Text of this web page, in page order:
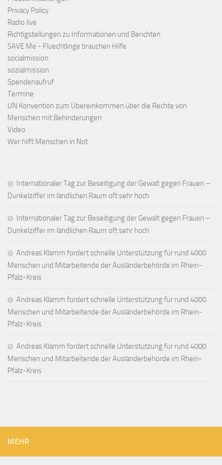
Privacy Policy
Radio live
Richtigstellungen zu Informationen und Berichten
SAVE Me - Fluechtlinge brauchen Hilfe
socialmission
sozialmission
Spendenaufruf
Termine
UN Konvention zum Übereinkommen über die Rechte von
Menschen mit Behinderungen
Video
Wer hilft Menschen in Not
Internationaler Tag zur Beseitigung der Gewalt gegen Frauen –
Dunkelziffer im ländlichen Raum oft sehr hoch
Internationaler Tag zur Beseitigung der Gewalt gegen Frauen –
Dunkelziffer im ländlichen Raum oft sehr hoch
Andreas Klamm fordert schnelle Unterstützung für rund 4000
Menschen und Mitarbeitende der Ausländerbehörde im Rhein-
Pfalz-Kreis
Andreas Klamm fordert schnelle Unterstützung für rund 4000
Menschen und Mitarbeitende der Ausländerbehörde im Rhein-
Pfalz-Kreis
Andreas Klamm fordert schnelle Unterstützung für rund 4000
Menschen und Mitarbeitende der Ausländerbehörde im Rhein-
Pfalz-Kreis
MEHR